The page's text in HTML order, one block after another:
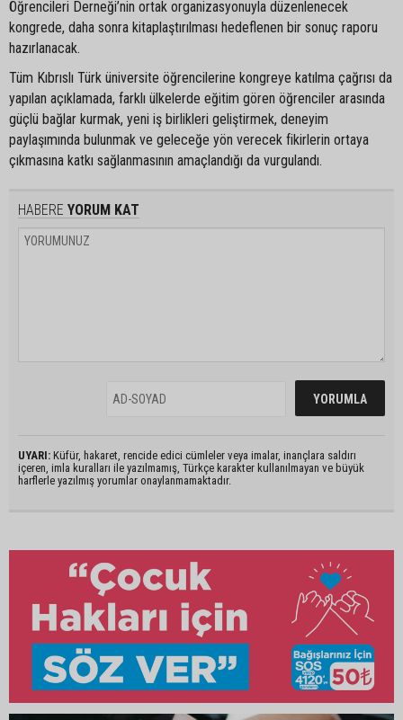
Öğrencileri Derneği’nin ortak organizasyonuyla düzenlenecek
kongrede, daha sonra kitaplaştırılması hedeflenen bir sonuç raporu
hazırlanacak.
Tüm Kıbrıslı Türk üniversite öğrencilerine kongreye katılma çağrısı da
yapılan açıklamada, farklı ülkelerde eğitim gören öğrenciler arasında
güçlü bağlar kurmak, yeni iş birlikleri geliştirmek, deneyim
paylaşımında bulunmak ve geleceğe yön verecek fikirlerin ortaya
çıkmasına katkı sağlanmasının amaçlandığı da vurgulandı.
HABERE YORUM KAT
UYARI: Küfür, hakaret, rencide edici cümleler veya imalar, inançlara saldırı
içeren, imla kuralları ile yazılmamış, Türkçe karakter kullanılmayan ve büyük
harflerle yazılmış yorumlar onaylanmamaktadır.